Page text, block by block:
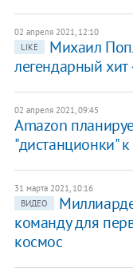
02 апреля 2021, 12:10
LIKE
Михаил
легендарный хит
02 апреля 2021, 09:45
Amazon
"дистанционки"
31 марта 2021, 10:16
ВИДЕО
команду для
космос